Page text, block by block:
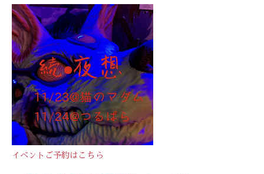
イベントご予約は こちら